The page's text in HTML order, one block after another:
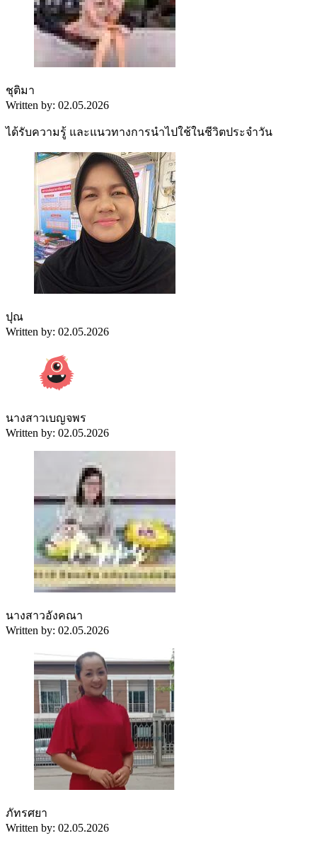
ชุติมา
Written by: 02.05.2026
ได้รับความรู้ และแนวทางการนำไปใช้ในชีวิตประจำวัน
ปุณ
Written by: 02.05.2026
นางสาวเบญจพร
Written by: 02.05.2026
นางสาวอังคณา
Written by: 02.05.2026
ภัทรศยา
Written by: 02.05.2026